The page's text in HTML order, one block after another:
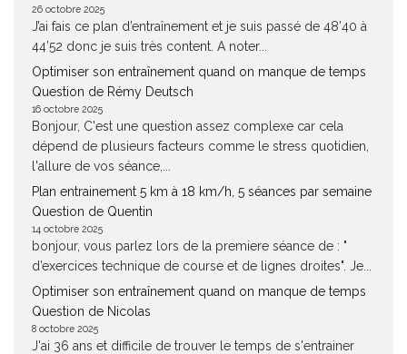
26 octobre 2025
J’ai fais ce plan d’entraînement et je suis passé de 48’40 à
44’52 donc je suis très content. A noter...
Optimiser son entraînement quand on manque de temps
Question de Rémy Deutsch
16 octobre 2025
Bonjour, C'est une question assez complexe car cela
dépend de plusieurs facteurs comme le stress quotidien,
l'allure de vos séance,...
Plan entrainement 5 km à 18 km/h, 5 séances par semaine
Question de Quentin
14 octobre 2025
bonjour, vous parlez lors de la premiere séance de : "
d’exercices technique de course et de lignes droites". Je...
Optimiser son entraînement quand on manque de temps
Question de Nicolas
8 octobre 2025
J'ai 36 ans et difficile de trouver le temps de s'entrainer